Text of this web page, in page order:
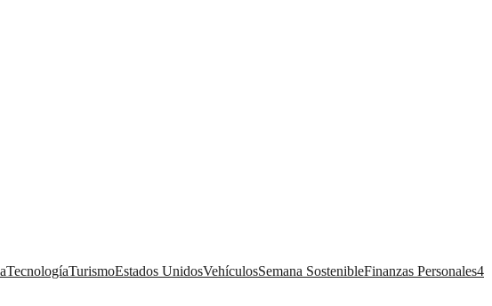
TecnologíaTurismoEstados UnidosVehículosSemana SostenibleFinanzas Personales4